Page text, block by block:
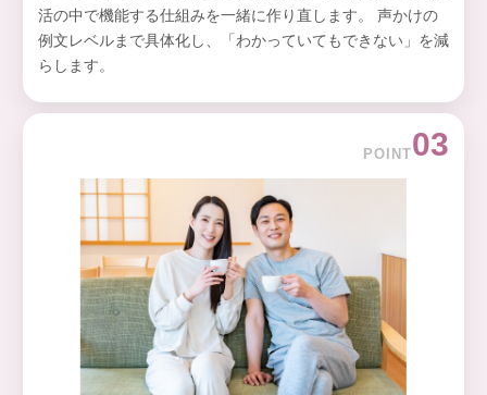
活の中で機能する仕組みを一緒に作り直します。 声かけの
例文レベルまで具体化し、「わかっていてもできない」を減
らします。
POINT03